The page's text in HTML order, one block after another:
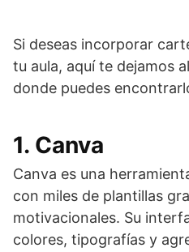
Si deseas incorporar
tu aula, aquí te dejamos
donde puedes
1. Canva
Canva es una
con miles de plantillas
motivacionales. Su
colores, tipografías y